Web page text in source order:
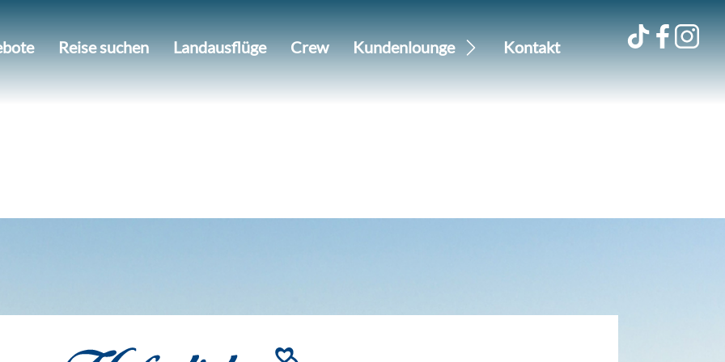
Reise suchen Landausflüge Crew Kundenlounge Kontakt